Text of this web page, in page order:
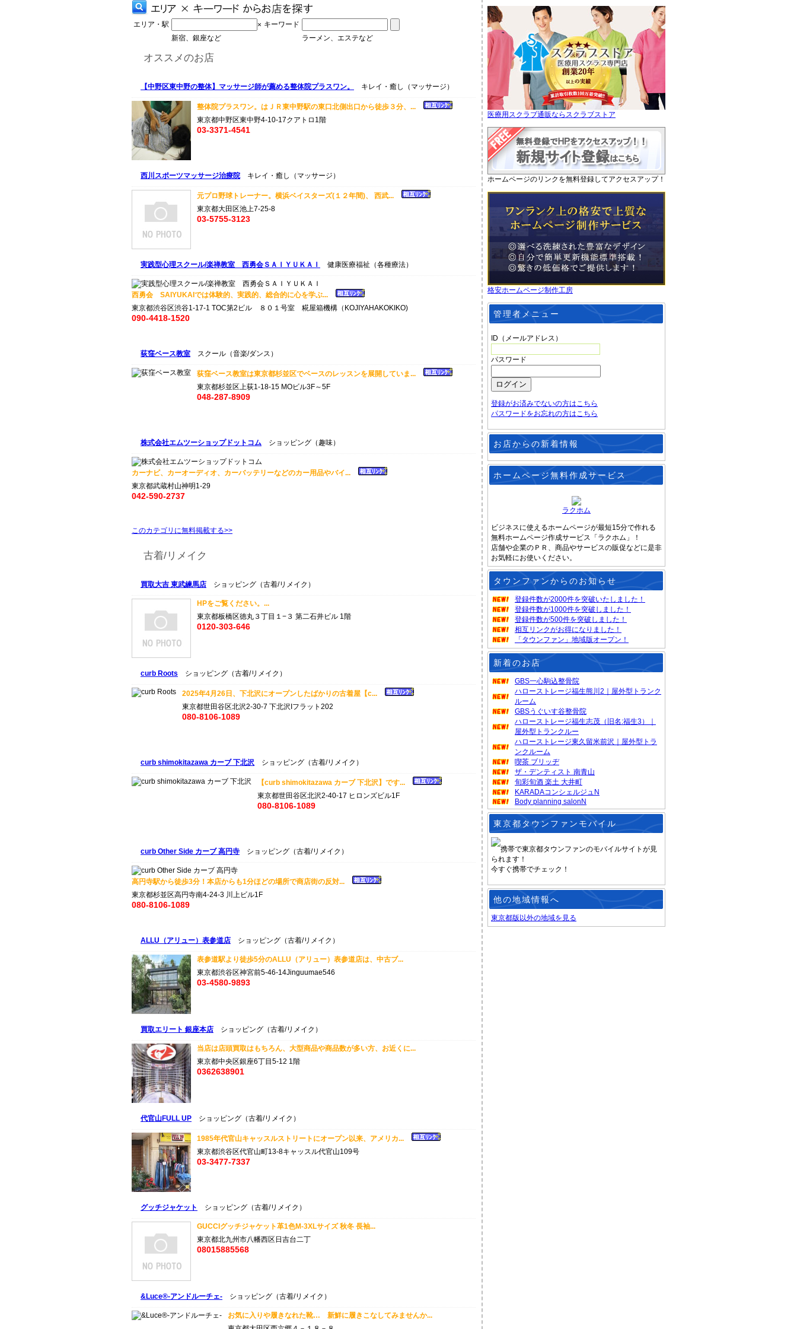
エリア・駅 × キーワード
新宿、銀座など
ラーメン、エステなど
オススメのお店
【中野区東中野の整体】マッサージ師が薦める整体院プラスワン。 キレイ・癒し（マッサージ）
整体院プラスワン。はＪＲ東中野駅の東口北側出口から徒歩３分、...
東京都中野区東中野4-10-17クアトロ1階
03-3371-4541
西川スポーツマッサージ治療院 キレイ・癒し（マッサージ）
元プロ野球トレーナー。横浜ベイスターズ(１２年間)、 西武...
東京都大田区池上7-25-8
03-5755-3123
実践型心理スクール/楽禅教室 西勇会ＳＡＩＹＵＫＡＩ 健康医療福祉（各種療法）
西勇会 SAIYUKAIでは体験的、実践的、総合的に心を学ぶ...
東京都渋谷区渋谷1-17-1 TOC第2ビル ８０１号室 糀屋箱機構（KOJIYAHAKOKIKO)
090-4418-1520
荻窪ベース教室 スクール（音楽/ダンス）
荻窪ベース教室は東京都杉並区でベースのレッスンを展開していま...
東京都杉並区上荻1-18-15 MOビル3F～5F
048-287-8909
株式会社エムツーショップドットコム ショッピング（趣味）
カーナビ、カーオーディオ、カーバッテリーなどのカー用品やバイ...
東京都武蔵村山神明1-29
042-590-2737
このカテゴリに無料掲載する>>
古着/リメイク
買取大吉 東武練馬店 ショッピング（古着/リメイク）
HPをご覧ください。...
東京都板橋区徳丸３丁目１−３ 第二石井ビル 1階
0120-303-646
curb Roots ショッピング（古着/リメイク）
2025年4月26日、下北沢にオープンしたばかりの古着屋【c...
東京都世田谷区北沢2-30-7 下北沢Iフラット202
080-8106-1089
curb shimokitazawa カーブ 下北沢 ショッピング（古着/リメイク）
【curb shimokitazawa カーブ 下北沢】です...
東京都世田谷区北沢2-40-17 ヒロンズビル1F
080-8106-1089
curb Other Side カーブ 高円寺 ショッピング（古着/リメイク）
高円寺駅から徒歩3分！本店からも1分ほどの場所で商店街の反対...
東京都杉並区高円寺南4-24-3 川上ビル1F
080-8106-1089
ALLU（アリュー）表参道店 ショッピング（古着/リメイク）
表参道駅より徒歩5分のALLU（アリュー）表参道店は、中古ブ...
東京都渋谷区神宮前5-46-14Jinguumae546
03-4580-9893
買取エリート 銀座本店 ショッピング（古着/リメイク）
当店は店頭買取はもちろん、大型商品や商品数が多い方、お近くに...
東京都中央区銀座6丁目5-12 1階
0362638901
代官山FULL UP ショッピング（古着/リメイク）
1985年代官山キャッスルストリートにオープン以来、アメリカ...
東京都渋谷区代官山町13-8キャッスル代官山109号
03-3477-7337
グッチジャケット ショッピング（古着/リメイク）
GUCCIグッチジャケット革1色M-3XLサイズ 秋冬 長袖...
東京都北九州市八幡西区日吉台二丁
08015885568
&Luce®-アンドルーチェ- ショッピング（古着/リメイク）
お気に入りや履きなれた靴… 新鮮に履きこなしてみませんか...
医療用スクラブ通販ならスクラブストア
ホームページのリンクを無料登録してアクセスアップ！
格安ホームページ制作工房
管理者メニュー
ID（メールアドレス）
パスワード
登録がお済みでないの方はこちら
パスワードをお忘れの方はこちら
お店からの新着情報
ホームページ無料作成サービス
ラクホム
ビジネスに使えるホームページが最短15分で作れる
無料ホームページ作成サービス「ラクホム」！
店舗や企業のＰＲ、商品やサービスの販促などに是非
お気軽にお使いください。
タウンファンからのお知らせ
登録件数が2000件を突破いたしました！
登録件数が1000件を突破しました！
登録件数が500件を突破しました！
相互リンクがお得になりました！
「タウンファン」地域版オープン！
新着のお店
GBS一心駒込整骨院
ハローストレージ福生熊川2｜屋外型トランク
ルーム
GBSうぐいす谷整骨院
ハローストレージ福生志茂（旧名:福生3）｜
屋外型トランクルー
ハローストレージ東久留米前沢｜屋外型トラ
ンクルーム
喫茶 ブリッヂ
ザ・デンティスト 南青山
旬彩旬酒 楽土 大井町
KARADAコンシェルジュN
Body planning salonN
東京都タウンファンモバイル
携帯で東京都タウンファンのモバイルサイトが見
られます！
今すぐ携帯でチェック！
他の地域情報へ
東京都版以外の地域を見る